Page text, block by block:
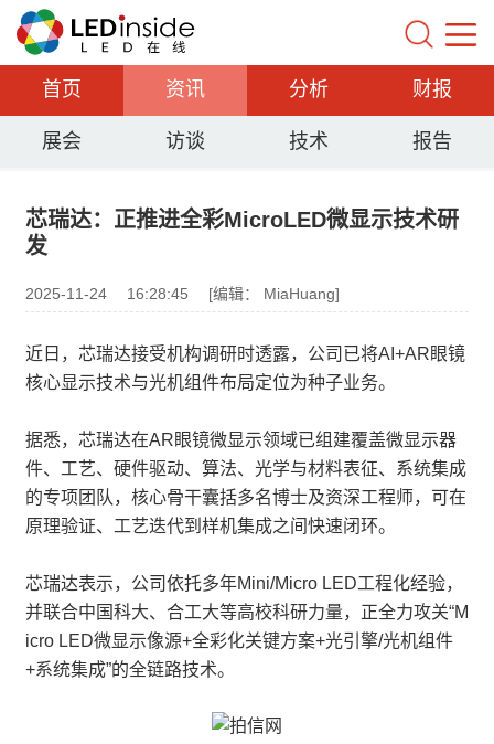
首页 资讯 分析 财报
展会 访谈 技术 报告
芯瑞达：正推进全彩MicroLED微显示技术研
发
2025-11-24 16:28:45 [编辑： MiaHuang]
近日，芯瑞达接受机构调研时透露，公司已将AI+AR眼镜
核心显示技术与光机组件布局定位为种子业务。
据悉，芯瑞达在AR眼镜微显示领域已组建覆盖微显示器
件、工艺、硬件驱动、算法、光学与材料表征、系统集成
的专项团队，核心骨干囊括多名博士及资深工程师，可在
原理验证、工艺迭代到样机集成之间快速闭环。
芯瑞达表示，公司依托多年Mini/Micro LED工程化经验，
并联合中国科大、合工大等高校科研力量，正全力攻关“M
icro LED微显示像源+全彩化关键方案+光引擎/光机组件
+系统集成”的全链路技术。